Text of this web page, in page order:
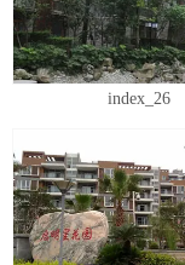
index_26